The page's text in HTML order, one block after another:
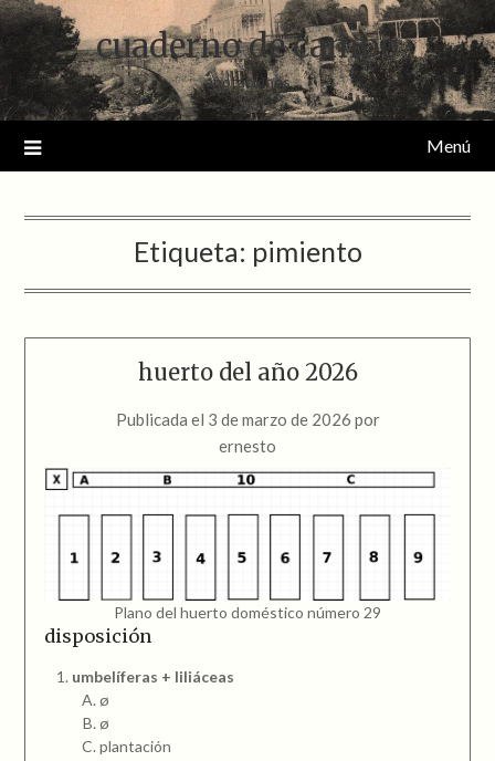
Saltar
al
contenido
cuaderno de campo
anotaciones
Menú
Etiqueta: pimiento
huerto del año 2026
Publicada el 3 de marzo de 2026 por
ernesto
Plano del huerto doméstico número 29
disposición
umbelíferas + liliáceas
ø
ø
plantación